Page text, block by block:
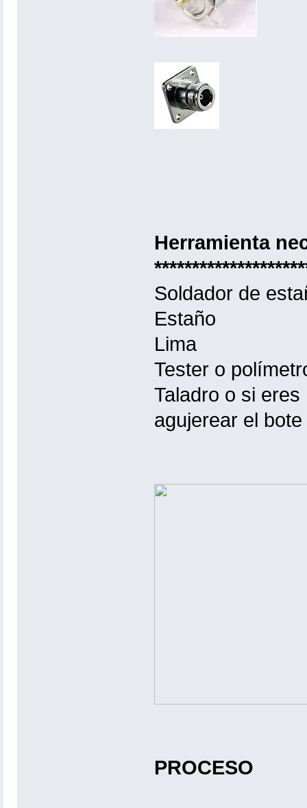
Herramienta
Soldador de
Estaño
Lima
Tester o
Taladro o si
agujerear el bote
PROCESO